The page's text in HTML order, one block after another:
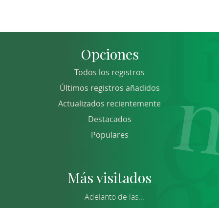
Opciones
Todos los registros
Últimos registros añadidos
Actualizados recientemente
Destacados
Populares
Más visitados
Adelanto de las...